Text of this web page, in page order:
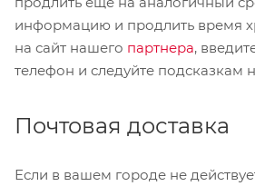
информацию и продлить время
на сайт нашего партнера,
телефон и следуйте подсказкам
Почтовая доставка
Если в вашем городе не